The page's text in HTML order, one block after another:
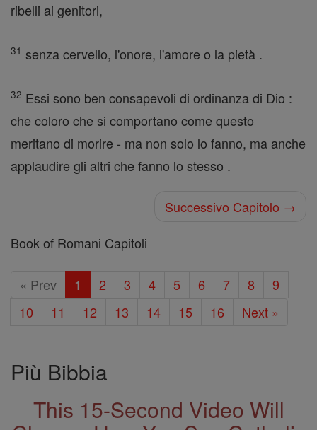
ribelli ai genitori,
31 senza cervello, l'onore, l'amore o la pietà .
32 Essi sono ben consapevoli di ordinanza di Dio :
che coloro che si comportano come questo
meritano di morire - ma non solo lo fanno, ma anche
applaudire gli altri che fanno lo stesso .
Successivo Capitolo →
Book of Romani Capitoli
« Prev 1 2 3 4 5 6 7 8
9
10
11 12 13 14 15 16 Next »
Più Bibbia
This 15-Second Video Will